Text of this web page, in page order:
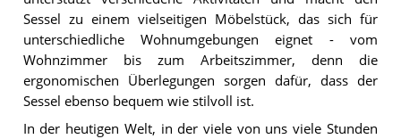
Sessel zu einem vielseitigen Möbelstück, das sich für
unterschiedliche Wohnumgebungen eignet - vom
Wohnzimmer bis zum Arbeitszimmer, denn die
ergonomischen Überlegungen sorgen dafür, dass der
Sessel ebenso bequem wie stilvoll ist.
In der heutigen Welt, in der viele von uns viele Stunden